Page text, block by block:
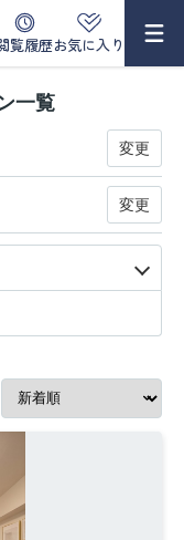
覧履歴お気に入り
一覧
変更
変更